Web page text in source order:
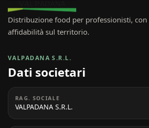
Distribuzione food per professionisti,
affidabilità sul territorio.
VALPADANA S.R.L.
Dati societari
RAG. SOCIALE
VALPADANA S.R.L.